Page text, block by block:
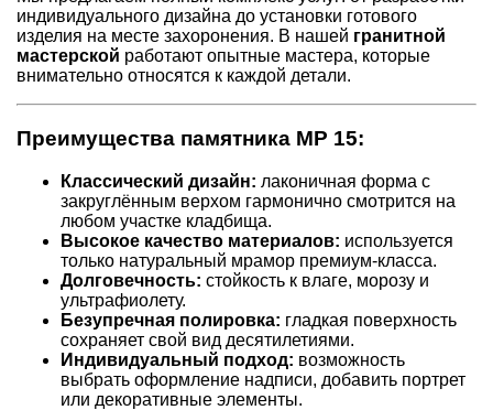
индивидуального дизайна до установки готового
изделия на месте захоронения. В нашей гранитной
мастерской работают опытные мастера, которые
внимательно относятся к каждой детали.
Преимущества памятника МР 15:
Классический дизайн: лаконичная форма с
закруглённым верхом гармонично смотрится на
любом участке кладбища.
Высокое качество материалов: используется
только натуральный мрамор премиум-класса.
Долговечность: стойкость к влаге, морозу и
ультрафиолету.
Безупречная полировка: гладкая поверхность
сохраняет свой вид десятилетиями.
Индивидуальный подход: возможность
выбрать оформление надписи, добавить портрет
или декоративные элементы.